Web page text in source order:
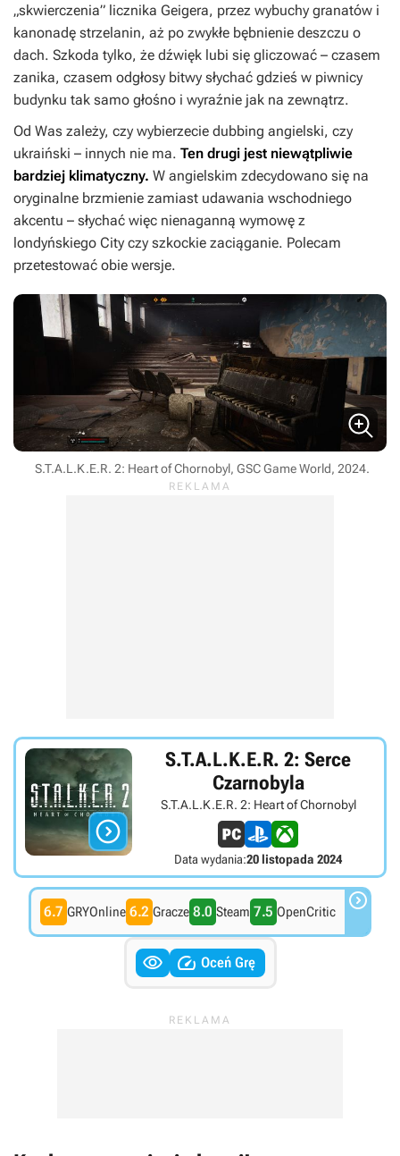
„skwierczenia” licznika Geigera, przez wybuchy granatów i
kanonadę strzelanin, aż po zwykłe bębnienie deszczu o
dach. Szkoda tylko, że dźwięk lubi się gliczować – czasem
zanika, czasem odgłosy bitwy słychać gdzieś w piwnicy
budynku tak samo głośno i wyraźnie jak na zewnątrz.
Od Was zależy, czy wybierzecie dubbing angielski, czy
ukraiński – innych nie ma. Ten drugi jest niewątpliwie
bardziej klimatyczny. W angielskim zdecydowano się na
oryginalne brzmienie zamiast udawania wschodniego
akcentu – słychać więc nienaganną wymowę z
londyńskiego City czy szkockie zaciąganie. Polecam
przetestować obie wersje.
S.T.A.L.K.E.R. 2: Heart of Chornobyl, GSC Game World, 2024.

S.T.A.L.K.E.R. 2: Serce
Czarnobyla
S.T.A.L.K.E.R. 2: Heart of Chornobyl
Data wydania:20 listopada 2024
6.7 GRYOnline 6.2 Gracze 8.0 Steam 7.5 OpenCritic 
  Oceń Grę